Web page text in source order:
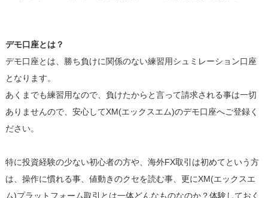
デモ口座とは？
デモ口座とは、勝ち負けに関係のない練習用シュミレーション口座
となります。
あくまでも練習用なので、負けたからと言って請求される事は一切
ありませんので、安心してXM(エックスエム)のデモ口座へご登録く
ださい。
特に投資経験の少ない初心者の方や、海外FX取引は初めてという方
は、操作に慣れる事、値動きのクセを読む事、更にXM(エックスエ
ム)プラットフォーム取引とは一体どんなものなのか？体験しておく